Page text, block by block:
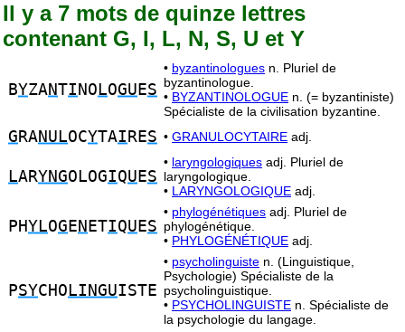
Il y a 7 mots de quinze lettres
contenant G, I, L, N, S, U et Y
BYZANTI NO LOGU ES
• byzantinologues n. Pluriel de
byzantinologue.
• BYZANTINOLOGUE n. (= byzantiniste)
Spécialiste de la civilisation byzantine.
G RANULOCYTAI RES • GRANULOCYTAIRE adj.
LARYNGOLOGIQU ES
• laryngologiques adj. Pluriel de
laryngologique.
• LARYNGOLOGIQUE adj.
PHYLOG E N ETIQU ES
• phylogénétiques adj. Pluriel de
phylogénétique.
• PHYLOGÉNÉTIQUE adj.
PSYCHO LINGUISTE
• psycholinguiste n. (Linguistique,
Psychologie) Spécialiste de la
psycholinguistique.
• PSYCHOLINGUISTE n. Spécialiste de
la psychologie du langage.